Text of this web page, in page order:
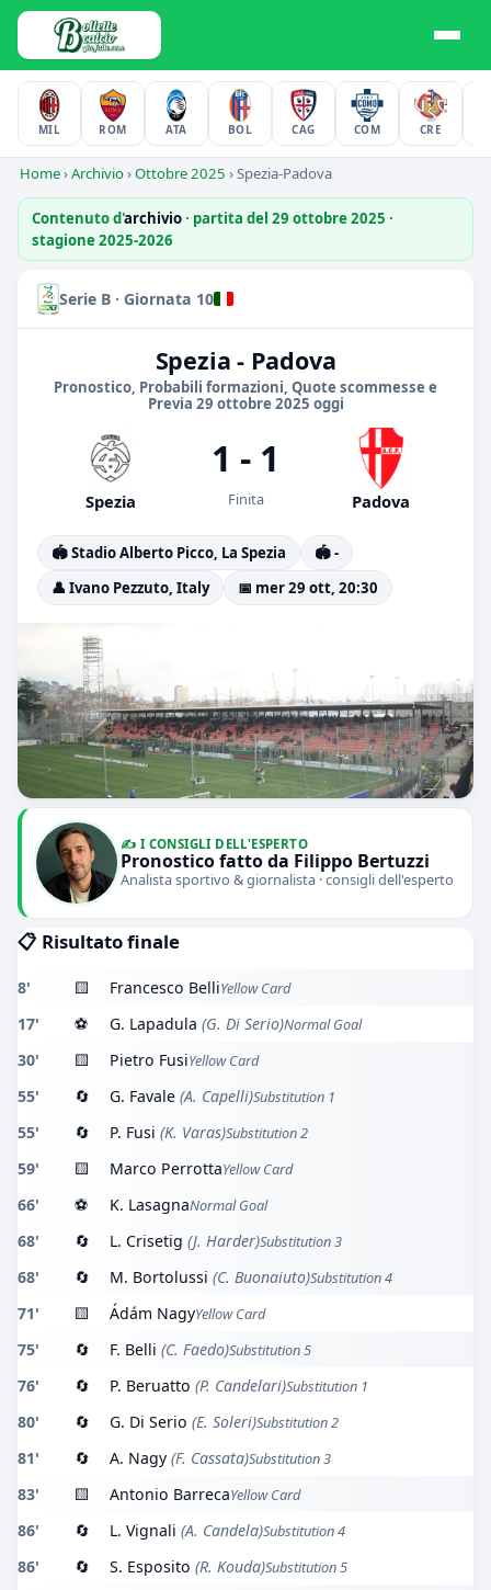
MIL ROM ATA BOL CAG COM CRE
Home›Archivio›Ottobre 2025 ›Spezia-Padova
Contenuto d'archivio· partita del 29 ottobre 2025 ·
stagione 2025-2026
Serie B · Giornata 10
Spezia - Padova
Pronostico, Probabili formazioni, Quote scommesse e
Previa 29 ottobre 2025 oggi
Spezia
1 - 1
Finita Padova
🏟️ Stadio Alberto Picco, La Spezia
🏟️ -
👤 Ivano Pezzuto, Italy
📅 mer 29 ott, 20:30
✍️ I CONSIGLI DELL'ESPERTO
Pronostico fatto da Filippo Bertuzzi
Analista sportivo & giornalista · consigli dell'esperto
📋 Risultato finale
8' 🟨 Francesco BelliYellow Card
17' ⚽ G. Lapadula (G. Di Serio)Normal Goal
30' 🟨 Pietro FusiYellow Card
55' 🔄 G. Favale (A. Capelli)Substitution 1
55' 🔄 P. Fusi (K. Varas)Substitution 2
59' 🟨 Marco PerrottaYellow Card
66' ⚽ K. LasagnaNormal Goal
68' 🔄 L. Crisetig (J. Harder)Substitution 3
68' 🔄 M. Bortolussi (C. Buonaiuto)Substitution 4
71' 🟨 Ádám NagyYellow Card
75' 🔄 F. Belli (C. Faedo)Substitution 5
76' 🔄 P. Beruatto (P. Candelari)Substitution 1
80' 🔄 G. Di Serio (E. Soleri)Substitution 2
81' 🔄 A. Nagy (F. Cassata)Substitution 3
83' 🟨 Antonio BarrecaYellow Card
86' 🔄 L. Vignali (A. Candela)Substitution 4
86' 🔄 S. Esposito (R. Kouda)Substitution 5